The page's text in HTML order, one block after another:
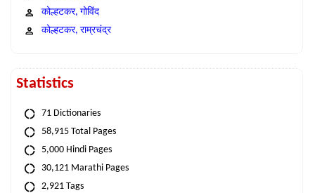
कोल्हटकर, गोविंद
कोल्हटकर, राम्रचंद्र
Statistics
71 Dictionaries
58,915 Total Pages
5,000 Hindi Pages
30,121 Marathi Pages
2,921 Tags